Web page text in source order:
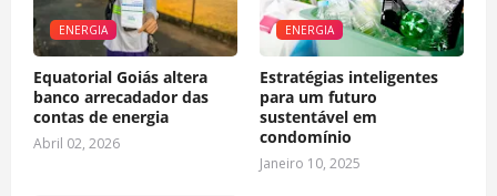
ENERGIA
Equatorial Goiás altera
banco arrecadador das
contas de energia
Abril 02, 2026
ENERGIA
Estratégias inteligentes
para um futuro
sustentável em
condomínio
Janeiro 10, 2025